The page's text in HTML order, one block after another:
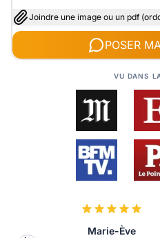
Joindre une image ou un pdf
POSER
VU DANS
Marie-Ève